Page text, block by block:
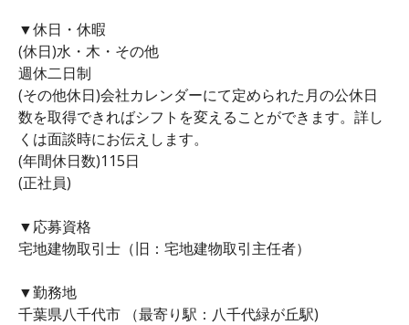
▼休日・休暇
(休日)水・木・その他
週休二日制
(その他休日)会社カレンダーにて定められた月の公休日
数を取得できればシフトを変えることができます。詳し
くは面談時にお伝えします。
(年間休日数)115日
(正社員)
▼応募資格
宅地建物取引士（旧：宅地建物取引主任者）
▼勤務地
千葉県八千代市 （最寄り駅：八千代緑が丘駅)